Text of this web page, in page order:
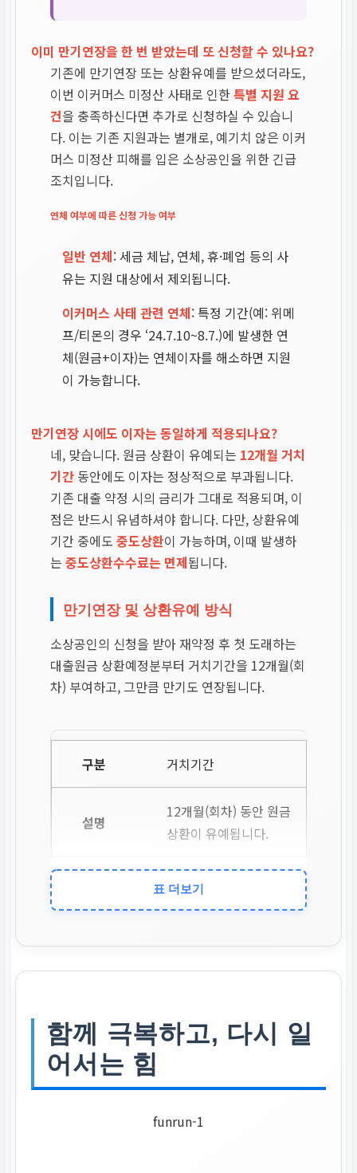
이미 만기연장을 한 번 받았는데 또 신청할 수 있나요?
기존에 만기연장 또는 상환유예를 받으셨더라도,
이번 이커머스 미정산 사태로 인한특별 지원 요
건을 충족하신다면 추가로 신청하실 수 있습니
다. 이는 기존 지원과는 별개로, 예기치 않은 이커
머스 미정산 피해를 입은 소상공인을 위한 긴급
조치입니다.
연체 여부에 따른 신청 가능 여부
일반 연체: 세금 체납, 연체, 휴·폐업 등의 사
유는 지원 대상에서 제외됩니다.
이커머스 사태 관련 연체: 특정 기간(예: 위메
프/티몬의 경우 ‘24.7.10~8.7.)에 발생한 연
체(원금+이자)는 연체이자를 해소하면 지원
이 가능합니다.
만기연장 시에도 이자는 동일하게 적용되나요?
네, 맞습니다. 원금 상환이 유예되는 12개월 거치
기간 동안에도 이자는 정상적으로 부과됩니다.
기존 대출 약정 시의 금리가 그대로 적용되며, 이
점은 반드시 유념하셔야 합니다. 다만, 상환유예
기간 중에도중도상환이 가능하며, 이때 발생하
는중도상환수수료는 면제됩니다.
만기연장 및 상환유예 방식
소상공인의 신청을 받아 재약정 후 첫 도래하는
대출원금 상환예정분부터 거치기간을 12개월(회
차) 부여하고, 그만큼 만기도 연장됩니다.
거치기간
12개월(회차) 동안 원금
상환이 유예됩니다.
만기연장
는 정상적으로 납부해
표 더보기
함께 극복하고, 다시 일
어서는 힘
funrun-1